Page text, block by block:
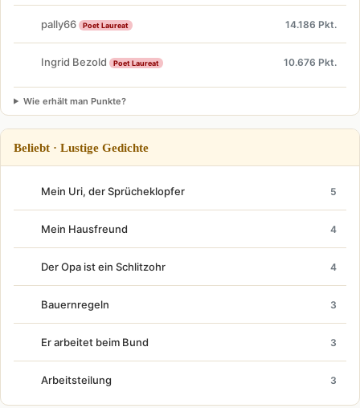
pally66 Poet Laureat 14.186 Pkt.
Ingrid Bezold Poet Laureat 10.676 Pkt.
Wie erhält man Punkte?
Beliebt · Lustige Gedichte
Mein Uri, der Sprücheklopfer 5
Mein Hausfreund 4
Der Opa ist ein Schlitzohr 4
Bauernregeln 3
Er arbeitet beim Bund 3
Arbeitsteilung 3